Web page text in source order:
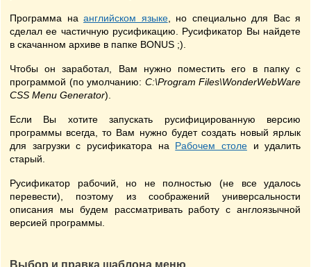
Программа наанглийском языке, но специально для Вас я
сделал ее частичную русификацию. Русификатор Вы найдете
в скачанном архиве в папке BONUS ;).
Чтобы он заработал, Вам нужно поместить его в папку с
программой (по умолчанию: С:\Program Files\WonderWebWare
CSS Menu Generator).
Если Вы хотите запускать русифицированную версию
программы всегда, то Вам нужно будет создать новый ярлык
для загрузки с русификатора на Рабочем столеи удалить
старый.
Русификатор рабочий, но не полностью (не все удалось
перевести), поэтому из соображений универсальности
описания мы будем рассматривать работу с англоязычной
версией программы.
Выбор и правка шаблона меню